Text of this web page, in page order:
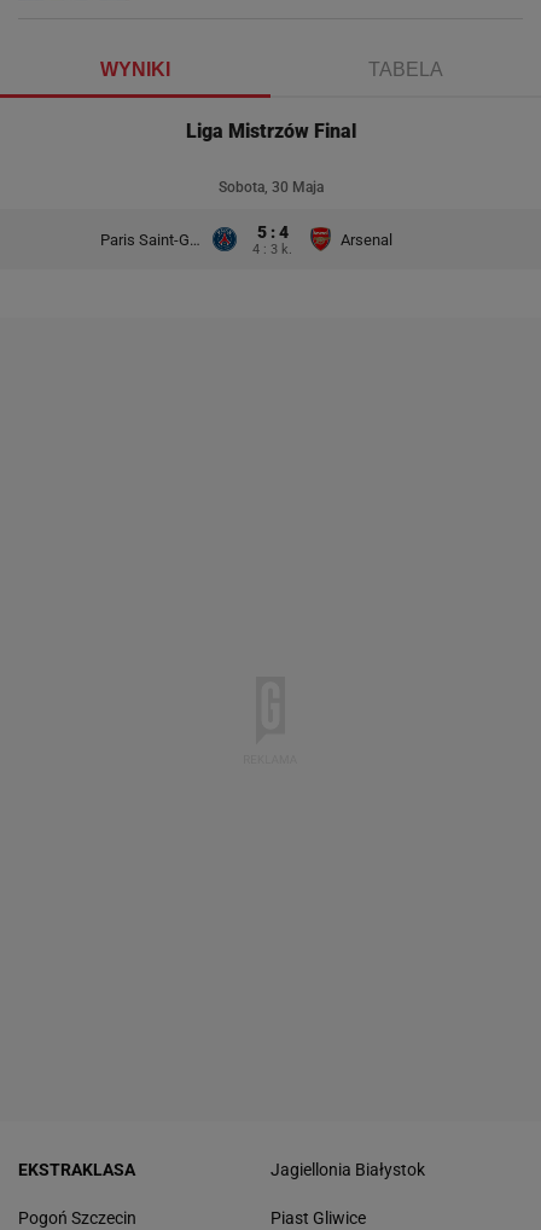
WYNIKI TABELA
Liga Mistrzów Final
Sobota, 30 Maja
Paris Saint-Germain 5 : 4
4 : 3 k.
Arsenal
EKSTRAKLASA
Pogoń Szczecin
Jagiellonia Białystok
Piast Gliwice